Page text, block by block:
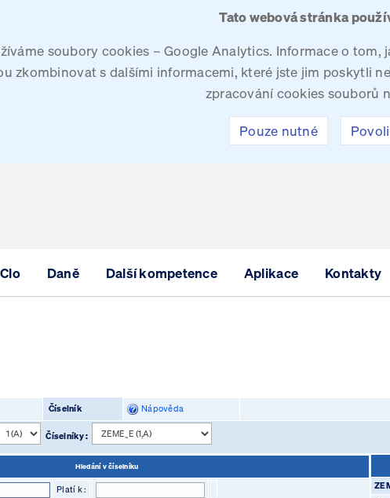
Tato webová stránka
soubory cookies – Google Analytics. Informace o
zkombinovat s dalšími informacemi, které jste jim poskytli
zpracování cookies souborů
Pouze nutné
Clo Daně Další kompetence Aplikace Kontakty
Číselník Nápověda
Číselníky :
Hledání v číselníku
Platí k :